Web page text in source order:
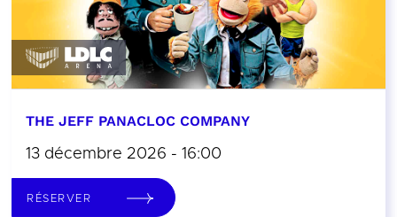
THE JEFF PANACLOC COMPANY
13 décembre 2026 - 16:00
RÉSERVER